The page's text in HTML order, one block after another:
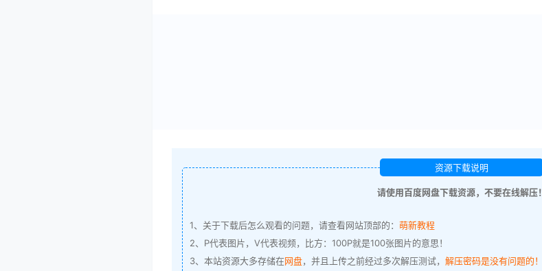
资源下载说明
请使用百度网盘下载资源，不要在线解压！
1、关于下载后怎么观看的问题，请查看网站顶部的： 萌新教程
2、P代表图片，V代表视频，比方：100P就是100张图片的意思！
3、本站资源大多存储在网盘，并且上传之前经过多次解压测试， 解压密码是没有问题的！